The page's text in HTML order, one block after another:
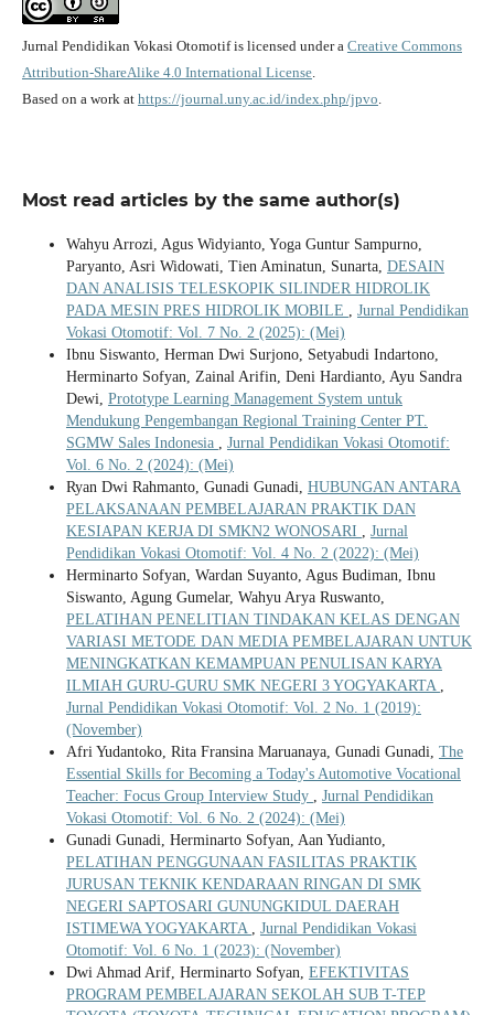
Jurnal Pendidikan Vokasi Otomotif is licensed under a Creative Commons
Attribution-ShareAlike 4.0 International License.
Based on a work at https://journal.uny.ac.id/index.php/jpvo
Most read articles by the same author(s)
Wahyu Arrozi, Agus Widyianto, Yoga Guntur Sampurno,
Paryanto, Asri Widowati, Tien Aminatun, Sunarta, DESAIN
DAN ANALISIS TELESKOPIK SILINDER HIDROLIK
PADA MESIN PRES HIDROLIK MOBILE
Jurnal Pendidikan
Vokasi Otomotif: Vol. 7 No. 2 (2025): (Mei)
Ibnu Siswanto, Herman Dwi Surjono, Setyabudi Indartono,
Herminarto Sofyan, Zainal Arifin, Deni Hardianto, Ayu Sandra
Dewi, Prototype Learning Management System untuk
Mendukung Pengembangan Regional Training Center PT.
SGMW Sales Indonesia
Jurnal Pendidikan Vokasi Otomotif:
Vol. 6 No. 2 (2024): (Mei)
Ryan Dwi Rahmanto, Gunadi Gunadi, HUBUNGAN ANTARA
PELAKSANAAN PEMBELAJARAN PRAKTIK DAN
KESIAPAN KERJA DI SMKN2 WONOSARI
Jurnal
Pendidikan Vokasi Otomotif: Vol. 4 No. 2 (2022): (Mei)
Herminarto Sofyan, Wardan Suyanto, Agus Budiman, Ibnu
Siswanto, Agung Gumelar, Wahyu Arya Ruswanto,
PELATIHAN PENELITIAN TINDAKAN KELAS DENGAN
VARIASI METODE DAN MEDIA PEMBELAJARAN UNTUK
MENINGKATKAN KEMAMPUAN PENULISAN KARYA
ILMIAH GURU-GURU SMK NEGERI 3 YOGYAKARTA
Jurnal Pendidikan Vokasi Otomotif: Vol. 2 No. 1 (2019):
(November)
Afri Yudantoko, Rita Fransina Maruanaya, Gunadi Gunadi, The
Essential Skills for Becoming a Today's Automotive Vocational
Teacher: Focus Group Interview Study
Jurnal Pendidikan
Vokasi Otomotif: Vol. 6 No. 2 (2024): (Mei)
Gunadi Gunadi, Herminarto Sofyan, Aan Yudianto,
PELATIHAN PENGGUNAAN FASILITAS PRAKTIK
JURUSAN TEKNIK KENDARAAN RINGAN DI SMK
NEGERI SAPTOSARI GUNUNGKIDUL DAERAH
ISTIMEWA YOGYAKARTA
Jurnal Pendidikan Vokasi
Otomotif: Vol. 6 No. 1 (2023): (November)
Dwi Ahmad Arif, Herminarto Sofyan, EFEKTIVITAS
PROGRAM PEMBELAJARAN SEKOLAH SUB T-TEP